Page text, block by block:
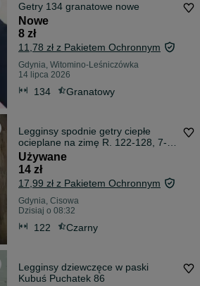
Getry 134 granatowe nowe
Nowe
8 zł
11,78 zł z Pakietem Ochronnym
Gdynia, Witomino-Leśniczówka
14 lipca 2026
134 Granatowy
Legginsy spodnie getry ciepłe
ocieplane na zimę R. 122-128, 7-8
lat
Używane
14 zł
17,99 zł z Pakietem Ochronnym
Gdynia, Cisowa
Dzisiaj o 08:32
122 Czarny
Legginsy dziewczęce w paski
Kubuś Puchatek 86